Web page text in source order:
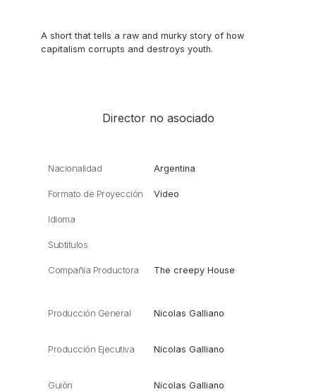
A short that tells a raw and murky story of how
capitalism corrupts and destroys youth.
Director no asociado
Nacionalidad Argentina
Formato de Proyección Video
Idioma
Subtítulos
Compañía Productora The creepy House
Producción General Nicolas Galliano
Producción Ejecutiva Nicolas Galliano
Guión Nicolas Galliano